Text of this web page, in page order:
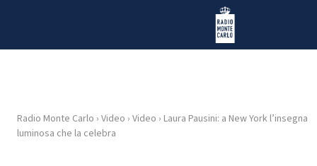
Radio Monte Carlo
HOME
Radio Monte Carlo › Video › Video › Laura Pausini: a New York l’insegna
luminosa che la celebra